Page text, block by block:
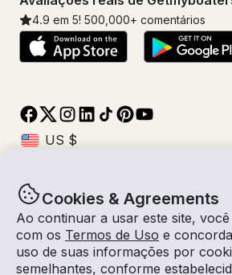
Cookies & Agreements
Ao continuar a usar este site,
com os Termos de Uso e
uso de suas informações por
semelhantes, conforme
4.9 em 5! 500,000+ comentários
© Getmyboat 2026Termos